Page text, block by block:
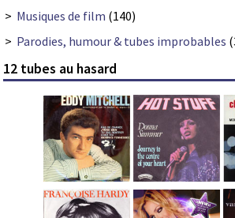
> Musiques de film (140)
> Parodies, humour & tubes improbables
12 tubes au hasard